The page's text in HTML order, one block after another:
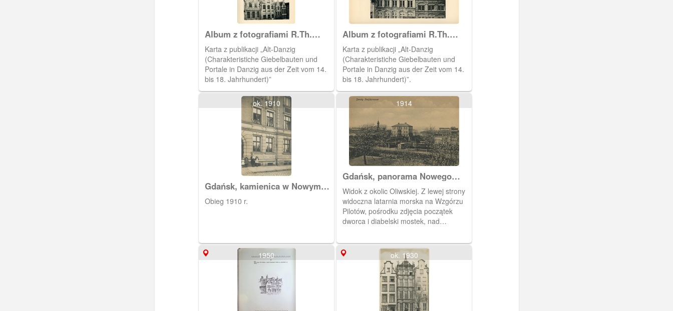
Album z fotografiami R.Th.
Kuhna
Karta z publikacji „Alt-Danzig
(Charakteristiche Giebelbauten und
Portale in Danzig aus der Zeit vom 14.
bis 18. Jahrhundert)”
Album z fotografiami R.Th.
Kuhna
Karta z publikacji „Alt-Danzig
(Charakteristiche Giebelbauten und
Portale in Danzig aus der Zeit vom 14.
bis 18. Jahrhundert)”.
ok. 1910
Gdańsk, kamienica w Nowym
Porcie.
Obieg 1910 r.
1914
Gdańsk, panorama Nowego
Portu w kierunku północnym
Widok z okolic Oliwskiej. Z lewej strony
widoczna latarnia morska na Wzgórzu
Pilotów, pośrodku zdjęcia początek
dworca i diabelski mostek, nad
1950 ok. 1930